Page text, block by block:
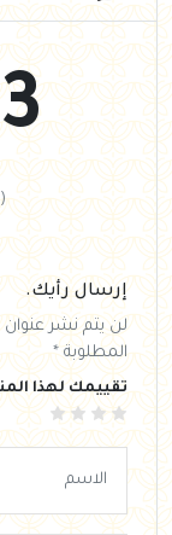
إرسال رأيك.
لن يتم نشر عنوان
المطلوبة *
تقييمك لهذا